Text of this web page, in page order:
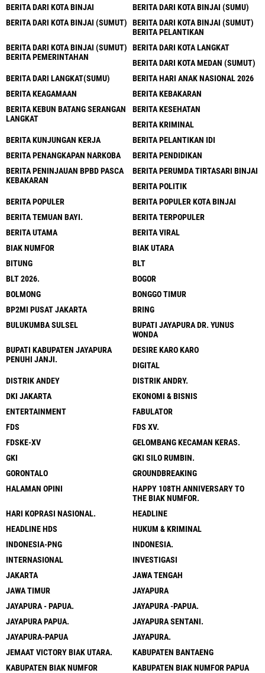
BERITA DARI KOTA BINJAI
BERITA DARI KOTA BINJAI (SUMU)
BERITA DARI KOTA BINJAI (SUMUT)
BERITA DARI KOTA BINJAI (SUMUT)
BERITA PELANTIKAN
BERITA DARI KOTA BINJAI (SUMUT)
BERITA PEMERINTAHAN
BERITA DARI KOTA LANGKAT
BERITA DARI KOTA MEDAN (SUMUT)
BERITA DARI LANGKAT(SUMU)
BERITA HARI ANAK NASIONAL 2026
BERITA KEAGAMAAN
BERITA KEBAKARAN
BERITA KEBUN BATANG SERANGAN
LANGKAT
BERITA KESEHATAN
BERITA KRIMINAL
BERITA KUNJUNGAN KERJA
BERITA PELANTIKAN IDI
BERITA PENANGKAPAN NARKOBA
BERITA PENDIDIKAN
BERITA PENINJAUAN BPBD PASCA
KEBAKARAN
BERITA PERUMDA TIRTASARI BINJAI
BERITA POLITIK
BERITA POPULER
BERITA POPULER KOTA BINJAI
BERITA TEMUAN BAYI.
BERITA TERPOPULER
BERITA UTAMA
BERITA VIRAL
BIAK NUMFOR
BIAK UTARA
BITUNG
BLT
BLT 2026.
BOGOR
BOLMONG
BONGGO TIMUR
BP2MI PUSAT JAKARTA
BRING
BULUKUMBA SULSEL
BUPATI JAYAPURA DR. YUNUS
WONDA
BUPATI KABUPATEN JAYAPURA
PENUHI JANJI.
DESIRE KARO KARO
DIGITAL
DISTRIK ANDEY
DISTRIK ANDRY.
DKI JAKARTA
EKONOMI & BISNIS
ENTERTAINMENT
FABULATOR
FDS
FDS XV.
FDSKE-XV
GELOMBANG KECAMAN KERAS.
GKI
GKI SILO RUMBIN.
GORONTALO
GROUNDBREAKING
HALAMAN OPINI
HAPPY 108TH ANNIVERSARY TO
THE BIAK NUMFOR.
HARI KOPRASI NASIONAL.
HEADLINE
HEADLINE HDS
HUKUM & KRIMINAL
INDONESIA-PNG
INDONESIA.
INTERNASIONAL
INVESTIGASI
JAKARTA
JAWA TENGAH
JAWA TIMUR
JAYAPURA
JAYAPURA - PAPUA.
JAYAPURA -PAPUA.
JAYAPURA PAPUA.
JAYAPURA SENTANI.
JAYAPURA-PAPUA
JAYAPURA.
JEMAAT VICTORY BIAK UTARA.
KABUPATEN BANTAENG
KABUPATEN BIAK NUMFOR
KABUPATEN BIAK NUMFOR PAPUA